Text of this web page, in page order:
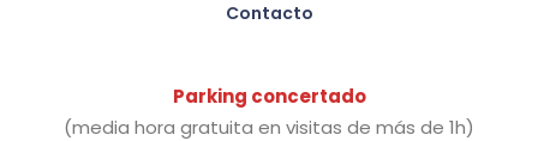
Contacto
Parking concertado
(media hora gratuita en visitas de más de 1h)